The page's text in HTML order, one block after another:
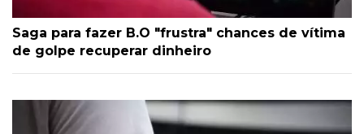
Saga para fazer B.O "frustra" chances de vítima
de golpe recuperar dinheiro